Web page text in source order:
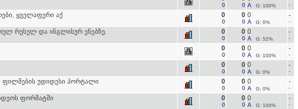
0 0 A G: 100% -
ყველაფერი აქ 0
0
0
0
0
A G: 0%
-
-
რუსულ და ინგლისურ ენებზე. 0
0
0
0
0
A G: 52%
-
-
0
0
0
0
0
A G: 100%
-
-
0
0
0
0
0
A G: 0%
-
-
ფილმების უდიდესი პორტალი 0
0
0
0
0
A G: 0%
-
-
ფორმატში 0
0
0
0
0
A G: 100%
-
-